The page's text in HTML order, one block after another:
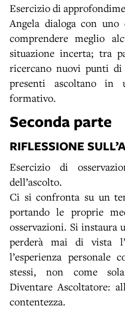
Esercizio di
Angela dialoga con
comprendere meglio
situazione incerta; tra
ricercano nuovi punti
presenti ascoltano
formativo.
Seconda parte
RIFLESSIONE
Esercizio di
dell’ascolto.
Ci si confronta su un
portando le proprie
osservazioni. Si instaura
perderà mai di vista
l’esperienza
stessi, non come
Diventare Ascoltatore:
contentezza.